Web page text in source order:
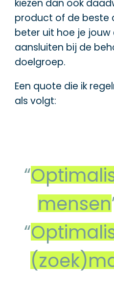
kiezen dan ook
product of de beste
beter uit hoe je
aansluiten bij de
doelgroep.
Een quote die ik
als volgt:
“
mensen
“